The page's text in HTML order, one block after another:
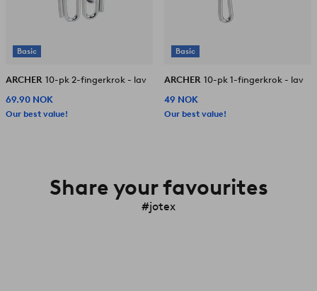
Basic
ARCHER 10-pk 2-fingerkrok - lav
69.90 NOK
Our best value!
Basic
ARCHER 10-pk 1-fingerkrok - lav
49 NOK
Our best value!
Share your favourites
#jotex